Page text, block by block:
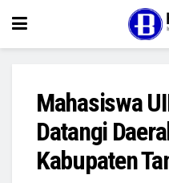
Mahasiswa
Datangi
Kabupaten